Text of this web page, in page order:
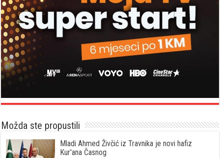
Možda ste propustili
Mladi Ahmed Živčić iz Travnika je novi hafiz
Kur'ana Časnog